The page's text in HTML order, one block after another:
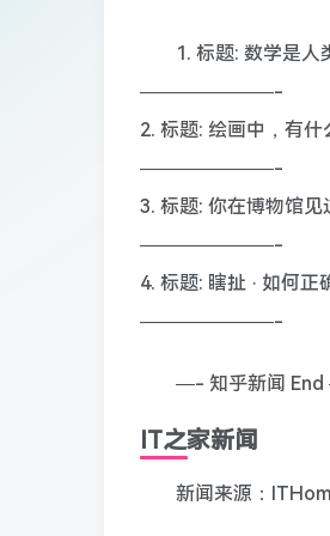
1. 标题: 数学是人
———————-
2. 标题: 绘画中，有什
———————-
3. 标题: 你在博物馆
———————-
4. 标题: 瞎扯 · 如何正
———————-
—- 知乎新闻
IT之家新闻
新闻来源：